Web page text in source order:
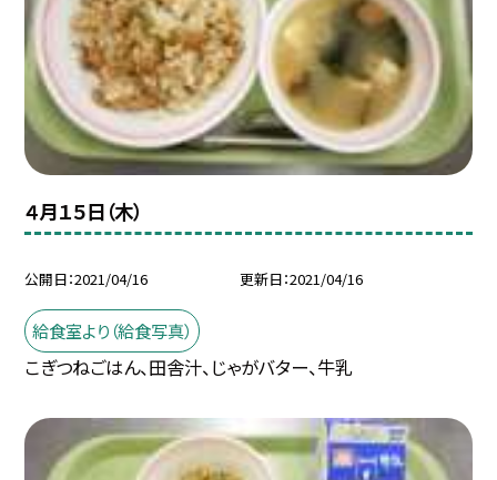
４月１５日（木）
公開日 2021/04/16 更新日 2021/04/16
給食室より（給食写真）
こぎつねごはん、田舎汁、じゃがバター、牛乳